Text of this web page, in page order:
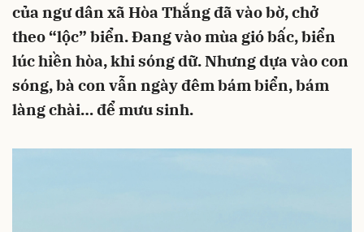
của ngư dân xã Hòa Thắng đã vào bờ, chở
theo “lộc” biển. Đang vào mùa gió bấc, biển
lúc hiền hòa, khi sóng dữ. Nhưng dựa vào con
sóng, bà con vẫn ngày đêm bám biển, bám
làng chài… để mưu sinh.